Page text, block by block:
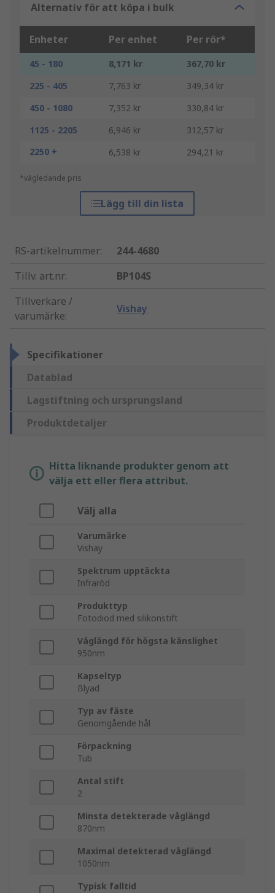
Alternativ för att köpa i bulk
Enheter Per enhet Per rör*
45 - 180 8,171 kr
367,70 kr
225 - 405
7,763 kr
349,34 kr
450 - 1080
7,352 kr
330,84 kr
1125 - 2205
6,946 kr
312,57 kr
2250 +
6,538 kr 294,21 kr
*vägledande pris
Lägg till din lista
RS-artikelnummer:
244-4680
Tillv. art.nr:
BP104S
Tillverkare /
varumärke:
Vishay
Specifikationer
Datablad
Lagstiftning och ursprungsland
Produktdetaljer
Hitta liknande produkter genom att
välja ett eller flera attribut.
Välj alla
Varumärke
Vishay
Spektrum upptäckta
Infraröd
Produkttyp
Fotodiod med silikonstift
Våglängd för högsta känslighet
950nm
Kapseltyp
Blyad
Typ av fäste
Genomgående hål
Förpackning
Tub
Antal stift
2
Minsta detekterade våglängd
870nm
Maximal detekterad våglängd
1050nm
Typisk falltid